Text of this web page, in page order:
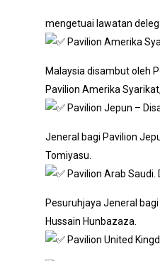
mengetuai lawatan
Pavilion Amerika
Malaysia disambut oleh
Pavilion Amerika
Pavilion Jepun –
Jeneral bagi Pavilion
Tomiyasu.
Pavilion Arab
Pesuruhjaya Jeneral
Hussain Hunbazaza.
Pavilion United